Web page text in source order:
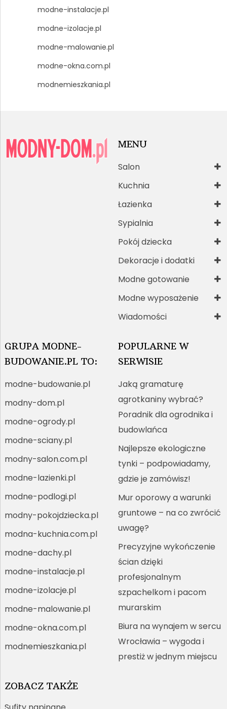
modne-instalacje.pl
modne-izolacje.pl
modne-malowanie.pl
modne-okna.com.pl
modnemieszkania.pl
MENU
Salon
Kuchnia
Łazienka
Sypialnia
Pokój dziecka
Dekoracje i dodatki
Modne gotowanie
Modne wyposażenie
Wiadomości
GRUPA MODNE-
BUDOWANIE.PL TO:
modne-budowanie.pl
modny-dom.pl
modne-ogrody.pl
modne-sciany.pl
modny-salon.com.pl
modne-lazienki.pl
modne-podlogi.pl
modny-pokojdziecka.pl
modna-kuchnia.com.pl
modne-dachy.pl
modne-instalacje.pl
modne-izolacje.pl
modne-malowanie.pl
modne-okna.com.pl
modnemieszkania.pl
POPULARNE W
SERWISIE
Jaką gramaturę
agrotkaniny wybrać?
Poradnik dla ogrodnika i
budowlańca
Najlepsze ekologiczne
tynki – podpowiadamy,
gdzie je zamówisz!
Mur oporowy a warunki
gruntowe – na co zwrócić
uwagę?
Precyzyjne wykończenie
ścian dzięki
profesjonalnym
szpachelkom i pacom
murarskim
Biura na wynajem w sercu
Wrocławia – wygoda i
prestiż w jednym miejscu
ZOBACZ TAKŻE